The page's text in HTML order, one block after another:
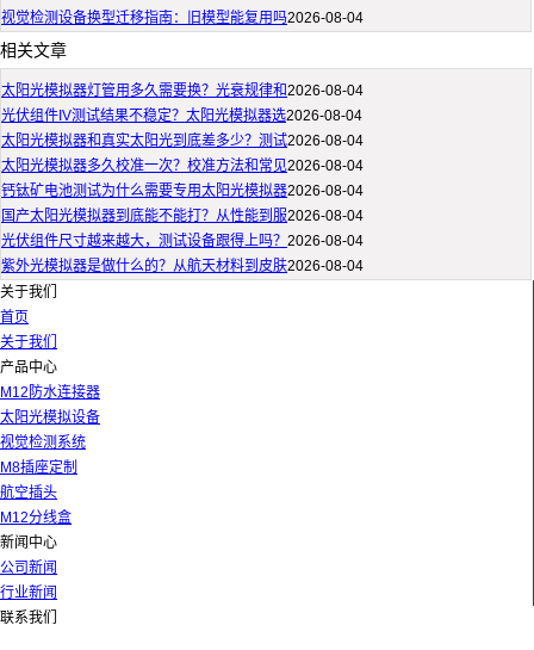
视觉检测设备换型迁移指南：旧模型能复用吗2026-08-04
相关文章
太阳光模拟器灯管用多久需要换？光衰规律和2026-08-04
光伏组件IV测试结果不稳定？太阳光模拟器选2026-08-04
太阳光模拟器和真实太阳光到底差多少？测试2026-08-04
太阳光模拟器多久校准一次？校准方法和常见2026-08-04
钙钛矿电池测试为什么需要专用太阳光模拟器2026-08-04
国产太阳光模拟器到底能不能打？从性能到服2026-08-04
光伏组件尺寸越来越大，测试设备跟得上吗？ 2026-08-04
紫外光模拟器是做什么的？从航天材料到皮肤2026-08-04
关于我们
首页
关于我们
产品中心
M12防水连接器
太阳光模拟设备
视觉检测系统
M8插座定制
航空插头
M12分线盒
新闻中心
公司新闻
行业新闻
联系我们